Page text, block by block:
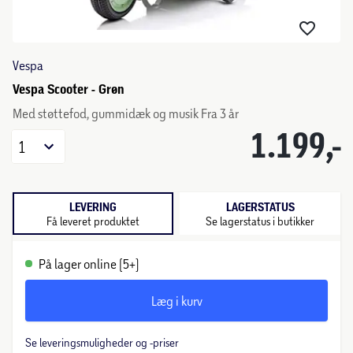
Vespa
Vespa Scooter - Grøn
Med støttefod, gummidæk og musik Fra 3 år
1.199,-
1
LEVERING
Få leveret produktet
LAGERSTATUS
Se lagerstatus i butikker
På lager online (5+)
Læg i kurv
Se leveringsmuligheder og -priser